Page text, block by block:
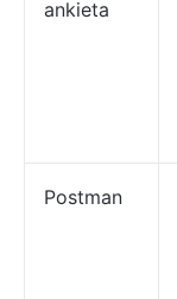
ankieta
Postman